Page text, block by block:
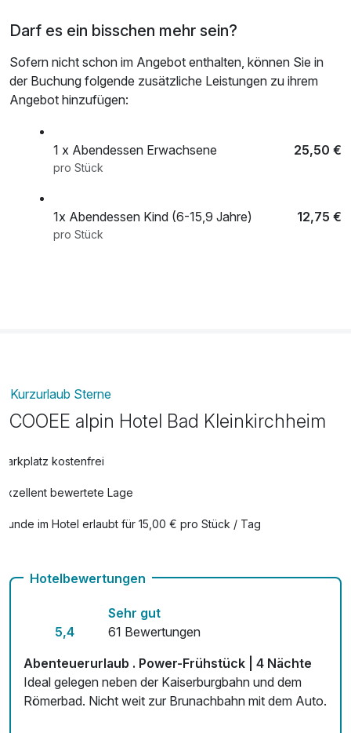
Ski-in/Ski-out-Komfort und einen Winterurlaub voller
Hotel!
Darf es ein bisschen mehr sein?
Sofern nicht schon im Angebot enthalten, können Sie in
der Buchung folgende zusätzliche Leistungen zu ihrem
Angebot hinzufügen:
1 x Abendessen Erwachsene 25,50 €
pro Stück
1x Abendessen Kind (6-15,9 Jahre) 12,75 €
pro Stück
Kurzurlaub Sterne
COOEE alpin Hotel Bad Kleinkirchheim
Parkplatz kostenfrei
Exzellent bewertete Lage
Hunde im Hotel erlaubt für 15,00 € pro Stück / Tag
Fitnessgeräte stehen bereit
Hotelbewertungen
5,4
Sehr gut
61 Bewertungen
Abenteuerurlaub . Power-Frühstück | 4 Nächte
Ideal gelegen neben der Kaiserburgbahn und dem
Römerbad. Nicht weit zur Brunachbahn mit dem Auto.